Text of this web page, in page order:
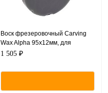
Воск фрезеровочный Carving
Wax Alpha 95х12мм, для
Zirkonzahn CAM/CAM
1 505 ₽